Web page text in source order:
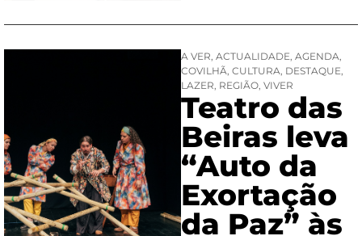
A VER, ACTUALIDADE, AGENDA,
COVILHÃ, CULTURA, DESTAQUE,
LAZER, REGIÃO, VIVER
Teatro das
Beiras leva
“Auto da
Exortação
da Paz” às